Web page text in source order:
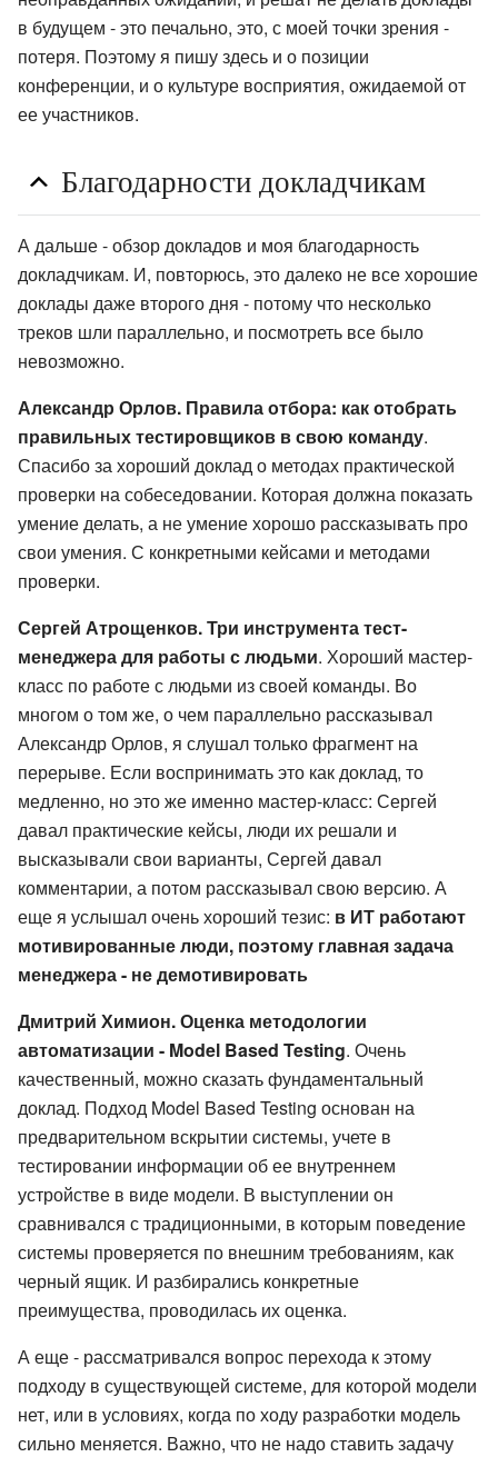
в будущем - это печально, это, с моей точки зрения -
потеря. Поэтому я пишу здесь и о позиции
конференции, и о культуре восприятия, ожидаемой от
ее участников.
Благодарности докладчикам
А дальше - обзор докладов и моя благодарность
докладчикам. И, повторюсь, это далеко не все хорошие
доклады даже второго дня - потому что несколько
треков шли параллельно, и посмотреть все было
невозможно.
Александр Орлов. Правила отбора: как отобрать
правильных тестировщиков в свою команду.
Спасибо за хороший доклад о методах практической
проверки на собеседовании. Которая должна показать
умение делать, а не умение хорошо рассказывать про
свои умения. С конкретными кейсами и методами
проверки.
Сергей Атрощенков. Три инструмента тест-
менеджера для работы с людьми. Хороший мастер-
класс по работе с людьми из своей команды. Во
многом о том же, о чем параллельно рассказывал
Александр Орлов, я слушал только фрагмент на
перерыве. Если воспринимать это как доклад, то
медленно, но это же именно мастер-класс: Сергей
давал практические кейсы, люди их решали и
высказывали свои варианты, Сергей давал
комментарии, а потом рассказывал свою версию. А
еще я услышал очень хороший тезис: в ИТ работают
мотивированные люди, поэтому главная задача
менеджера - не демотивировать
Дмитрий Химион. Оценка методологии
автоматизации - Model Based Testing. Очень
качественный, можно сказать фундаментальный
доклад. Подход Model Based Testing основан на
предварительном вскрытии системы, учете в
тестировании информации об ее внутреннем
устройстве в виде модели. В выступлении он
сравнивался с традиционными, в которым поведение
системы проверяется по внешним требованиям, как
черный ящик. И разбирались конкретные
преимущества, проводилась их оценка.
А еще - рассматривался вопрос перехода к этому
подходу в существующей системе, для которой модели
нет, или в условиях, когда по ходу разработки модель
сильно меняется. Важно, что не надо ставить задачу